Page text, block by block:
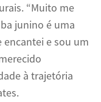
“Muito me
junino é uma
encantei e sou um
à trajetória